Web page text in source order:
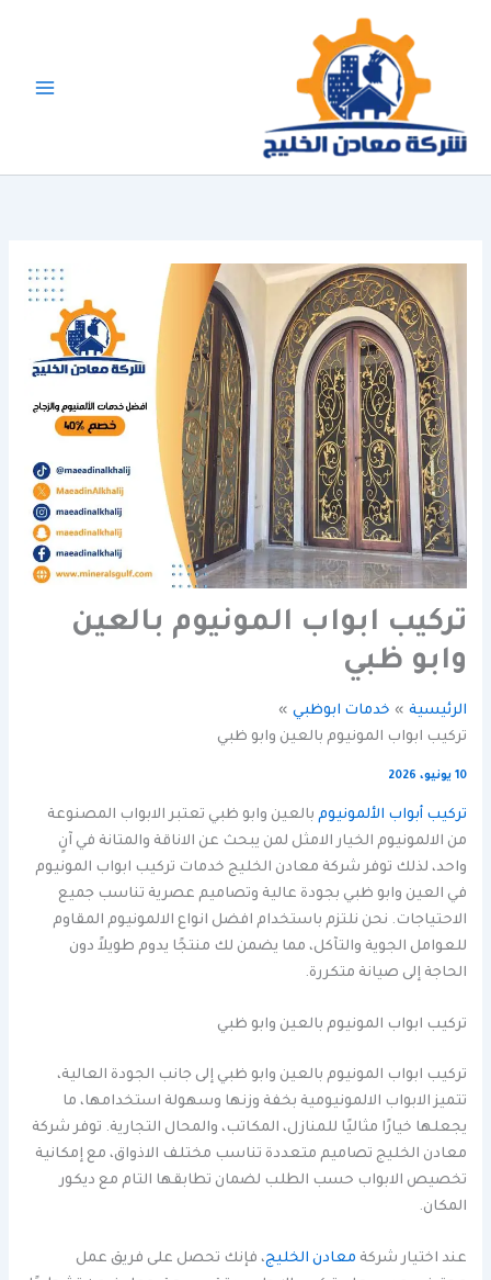
تركيب ابواب المونيوم بالعين
وابو ظبي
الرئيسية
خدمات ابوظبي
تركيب ابواب المونيوم بالعين وابو ظبي
10 يونيو، 2026
تركيب أبواب الألمونيوم بالعين وابو ظبي تعتبر الابواب المصنوعة
من الالمونيوم الخيار الامثل لمن يبحث عن الاناقة والمتانة في آنٍ
واحد، لذلك توفر شركة معادن الخليج خدمات تركيب ابواب المونيوم
في العين وابو ظبي بجودة عالية وتصاميم عصرية تناسب جميع
الاحتياجات. نحن نلتزم باستخدام افضل انواع الالمونيوم المقاوم
للعوامل الجوية والتآكل، مما يضمن لك منتجًا يدوم طويلاً دون
الحاجة إلى صيانة متكررة.
تركيب ابواب المونيوم بالعين وابو ظبي
تركيب ابواب المونيوم بالعين وابو ظبي إلى جانب الجودة العالية،
تتميز الابواب الالمونيومية بخفة وزنها وسهولة استخدامها، ما
يجعلها خيارًا مثاليًا للمنازل، المكاتب، والمحال التجارية. توفر شركة
معادن الخليج تصاميم متعددة تناسب مختلف الاذواق، مع إمكانية
تخصيص الابواب حسب الطلب لضمان تطابقها التام مع ديكور
المكان.
عند اختيار شركة معادن الخليج، فإنك تحصل على فريق عمل